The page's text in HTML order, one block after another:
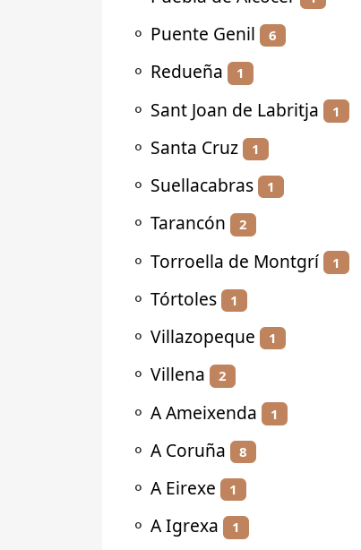
⚬ Puente Genil 6
⚬ Redueña 1
⚬ Sant Joan de Labritja 1
⚬ Santa Cruz 1
⚬ Suellacabras 1
⚬ Tarancón 2
⚬ Torroella de Montgrí 1
⚬ Tórtoles 1
⚬ Villazopeque 1
⚬ Villena 2
⚬ A Ameixenda 1
⚬ A Coruña 8
⚬ A Eirexe 1
⚬ A Igrexa 1